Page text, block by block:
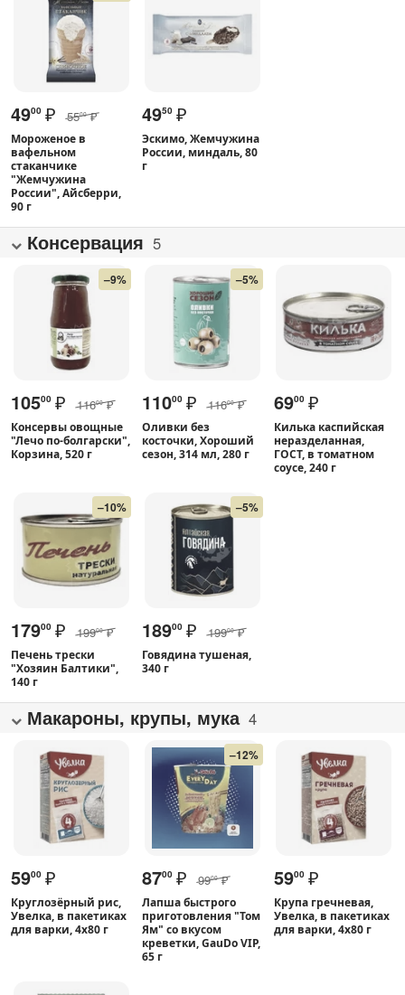
4900 ₽ 5500 ₽
Мороженое в
вафельном
стаканчике
"Жемчужина
России", Айсберри,
90 г
4950 ₽
Эскимо, Жемчужина
России, миндаль, 80
г
Консервация 5
–9%
10500 ₽ 11600 ₽
Консервы овощные
"Лечо по-болгарски",
Корзина, 520 г
–5%
11000 ₽ 11600 ₽
Оливки без
косточки, Хороший
сезон, 314 мл, 280 г
6900 ₽
Килька каспийская
неразделанная,
ГОСТ, в томатном
соусе, 240 г
–10%
17900 ₽ 19900 ₽
Печень трески
"Хозяин Балтики",
140 г
–5%
18900 ₽ 19900 ₽
Говядина тушеная,
340 г
Макароны, крупы, мука 4
5900 ₽
Круглозёрный рис,
Увелка, в пакетиках
для варки, 4х80 г
–12%
8700 ₽ 9900 ₽
Лапша быстрого
приготовления "Том
Ям" со вкусом
креветки, GauDo VIP,
65 г
5900 ₽
Крупа гречневая,
Увелка, в пакетиках
для варки, 4х80 г